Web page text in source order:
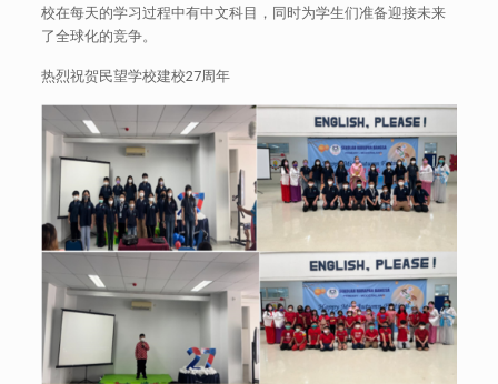
校在每天的学习过程中有中文科目，同时为学生们准备迎接未来
了全球化的竞争。
热烈祝贺民望学校建校27周年